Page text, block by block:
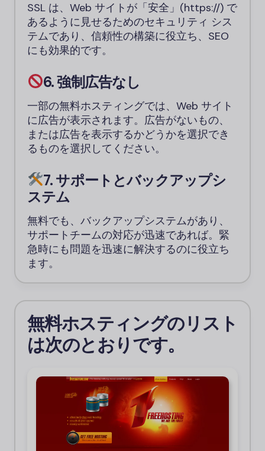
SSL は、Web サイトが「安全」(https://) で
あるように見せるためのセキュリティ シス
テムであり、信頼性の構築に役立ち、SEO
にも効果的です。
6. 強制広告なし
一部の無料ホスティングでは、Web サイト
に広告が表示されます。広告がないもの、
または広告を表示するかどうかを選択でき
るものを選択してください。
7. サポートとバックアップシ
ステム
無料でも、バックアップシステムがあり、
サポートチームの対応が迅速であれば。緊
急時にも問題を迅速に解決するのに役立ち
ます。
無料ホスティングのリスト
は次のとおりです。